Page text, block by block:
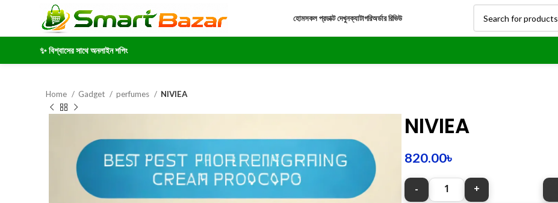
হোমসকল প্রডাক্ট দেখুনক্যাটাগরিঅর্ডার রিভিউ
✨ বিশ্বাসের সাথে অনলাইন শপিং
Home Gadget perfumes NIVIEA
NIVIEA
820.00৳